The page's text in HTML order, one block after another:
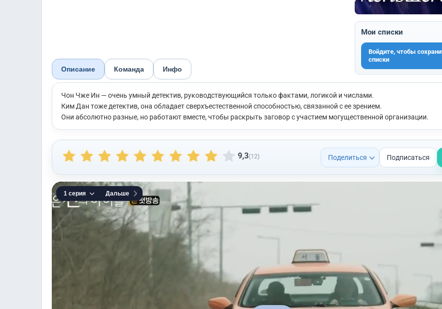
Мои списки
Войдите, чтобы
списки
Описание Команда Инфо
Чон Чже Ин — очень умный детектив, руководствующийся только фактами, логикой и числами.
Ким Дан тоже детектив, она обладает сверхъестественной способностью, связанной с ее зрением.
Они абсолютно разные, но работают вместе, чтобы раскрыть заговор с участием могущественной организации.
9,3(12) Поделиться Подписаться